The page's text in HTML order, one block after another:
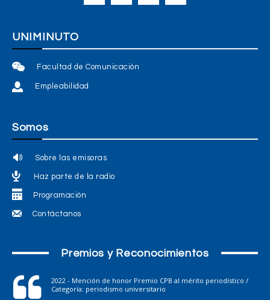
UNIMINUTO
Facultad de Comunicación
Empleabilidad
Somos
Sobre las emisoras
Haz parte de la radio
Programación
Contáctanos
Premios y Reconocimientos
2022 - Mención de honor Premio CPB al mérito periodístico /
Categoría: periodismo universitario